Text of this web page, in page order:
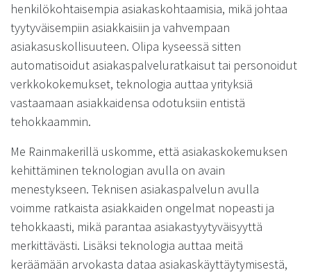
henkilökohtaisempia asiakaskohtaamisia, mikä johtaa
tyytyväisempiin asiakkaisiin ja vahvempaan
asiakasuskollisuuteen. Olipa kyseessä sitten
automatisoidut asiakaspalveluratkaisut tai personoidut
verkkokokemukset, teknologia auttaa yrityksiä
vastaamaan asiakkaidensa odotuksiin entistä
tehokkaammin.
Me Rainmakerillä uskomme, että asiakaskokemuksen
kehittäminen teknologian avulla on avain
menestykseen. Teknisen asiakaspalvelun avulla
voimme ratkaista asiakkaiden ongelmat nopeasti ja
tehokkaasti, mikä parantaa asiakastyytyväisyyttä
merkittävästi. Lisäksi teknologia auttaa meitä
keräämään arvokasta dataa asiakaskäyttäytymisestä,